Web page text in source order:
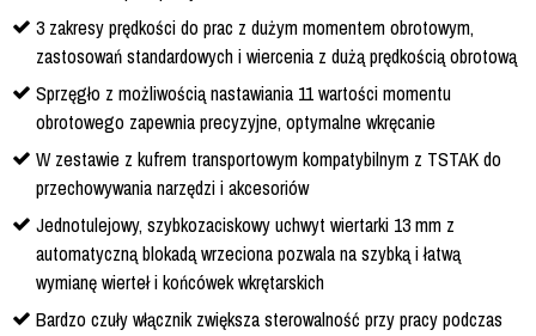
3 zakresy prędkości do prac z dużym momentem obrotowym,
zastosowań standardowych i wiercenia z dużą prędkością obrotową
Sprzęgło z możliwością nastawiania 11 wartości momentu
obrotowego zapewnia precyzyjne, optymalne wkręcanie
W zestawie z kufrem transportowym kompatybilnym z TSTAK do
przechowywania narzędzi i akcesoriów
Jednotulejowy, szybkozaciskowy uchwyt wiertarki 13 mm z
automatyczną blokadą wrzeciona pozwala na szybką i łatwą
wymianę wierteł i końcówek wkrętarskich
Bardzo czuły włącznik zwiększa sterowalność przy pracy podczas